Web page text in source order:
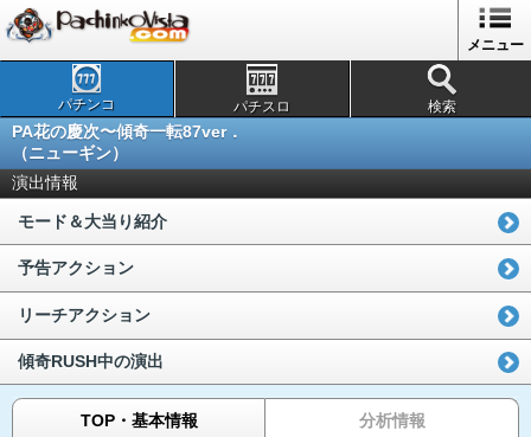
メニュー
パチンコ パチスロ 検索
PA花の慶次〜傾奇一転87ver．
（ニューギン）
演出情報
モード＆大当り紹介
予告アクション
リーチアクション
傾奇RUSH中の演出
TOP・基本情報 分析情報